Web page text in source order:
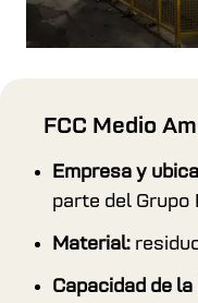
FCC Medio
Empresa y
parte del Grupo
Material:
Capacidad de la